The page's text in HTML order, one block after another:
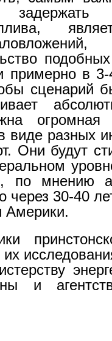
примерно в
сценарий
огромная
виде разных
Они будут
по мнению
через 30-40
Америки.
и